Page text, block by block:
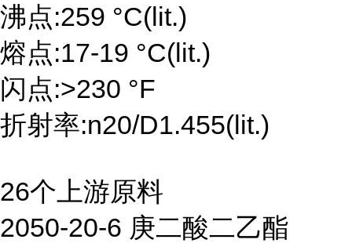
沸点:259 °C(lit.)
熔点:17-19 °C(lit.)
闪点:>230 °F
折射率:n20/D1.455(lit.)
26个上游原料
2050-20-6 庚二酸二乙酯